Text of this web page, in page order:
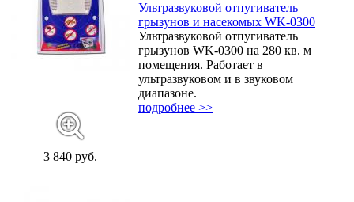
3 840 руб.
Ультразвуковой отпугиватель
грызунов и насекомых WK-0300
Ультразвуковой отпугиватель
грызунов WK-0300 на 280 кв. м
помещения. Работает в
ультразвуковом и в звуковом
диапазоне.
подробнее >>